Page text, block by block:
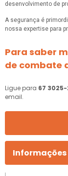
desenvolvimento de
A segurança é
nossa expertise para
Para saber
de combate
Ligue para 67
email.
Informações